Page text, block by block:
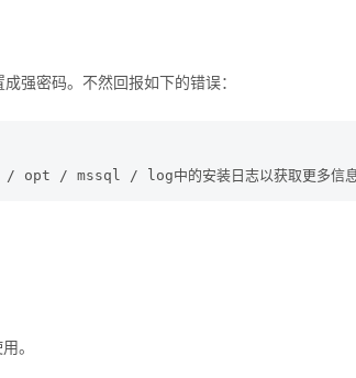
强密码。不然回报如下的错误：
。